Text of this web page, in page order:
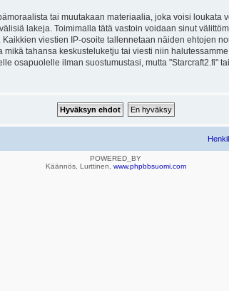
tai muutakaan materiaalia, joka voisi loukata
lakeja. Toimimalla tätä vastoin voidaan sinut
viestien IP-osoite tallennetaan näiden ehtojen
tahansa keskusteluketju tai viesti niin
osapuolelle ilman suostumustasi, mutta "Starcraft2.fi"
POWERED_BY
Käännös, Lurttinen, www.phpbbsuomi.com